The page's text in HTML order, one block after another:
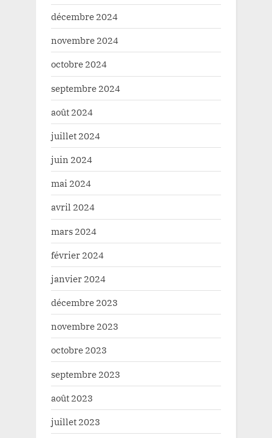
décembre 2024
novembre 2024
octobre 2024
septembre 2024
août 2024
juillet 2024
juin 2024
mai 2024
avril 2024
mars 2024
février 2024
janvier 2024
décembre 2023
novembre 2023
octobre 2023
septembre 2023
août 2023
juillet 2023